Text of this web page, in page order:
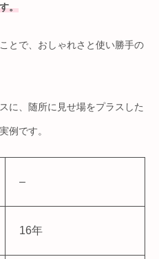
。
とで、おしゃれさと使い勝手の
に、随所に見せ場をプラスした
例です。
–
16年